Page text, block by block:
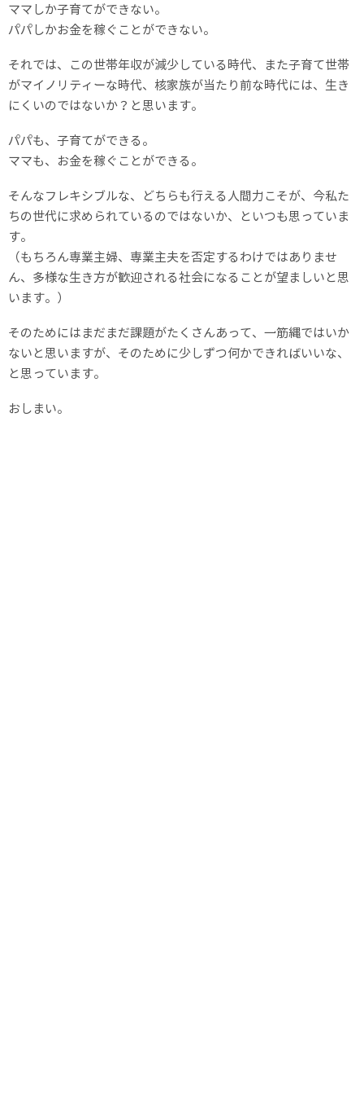
ママしか子育てができない。
パパしかお金を稼ぐことができない。
それでは、この世帯年収が減少している時代、また子育て世帯
がマイノリティーな時代、核家族が当たり前な時代には、生き
にくいのではないか？と思います。
パパも、子育てができる。
ママも、お金を稼ぐことができる。
そんなフレキシブルな、どちらも行える人間力こそが、今私た
ちの世代に求められているのではないか、といつも思っていま
す。
（もちろん専業主婦、専業主夫を否定するわけではありませ
ん、多様な生き方が歓迎される社会になることが望ましいと思
います。）
そのためにはまだまだ課題がたくさんあって、一筋縄ではいか
ないと思いますが、そのために少しずつ何かできればいいな、
と思っています。
おしまい。